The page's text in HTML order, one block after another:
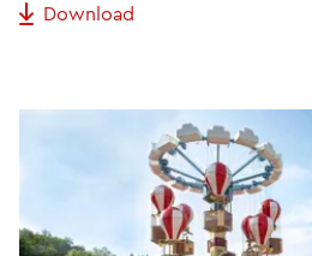
Download